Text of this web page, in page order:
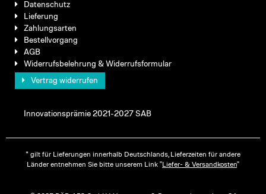
Datenschutz
Lieferung
Zahlungsarten
Bestellvorgang
AGB
Widerrufsbelehrung & Widerrufsformular
Vertrag widerrufen
Innovationsprämie 2021-2027 SAB
* gilt für Lieferungen innerhalb Deutschlands, Lieferzeiten für andere
Länder entnehmen Sie bitte unserem Link "Liefer- & Versandkosten"